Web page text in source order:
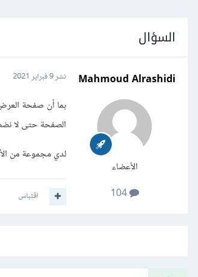
السؤال
Mahmoud Alrashidi
الأعضاء
104
نشر9 فبراير 2021
الصفحة حتى لا
لدي مجموعة من
اقتباس